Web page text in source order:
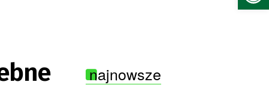
najnowsze